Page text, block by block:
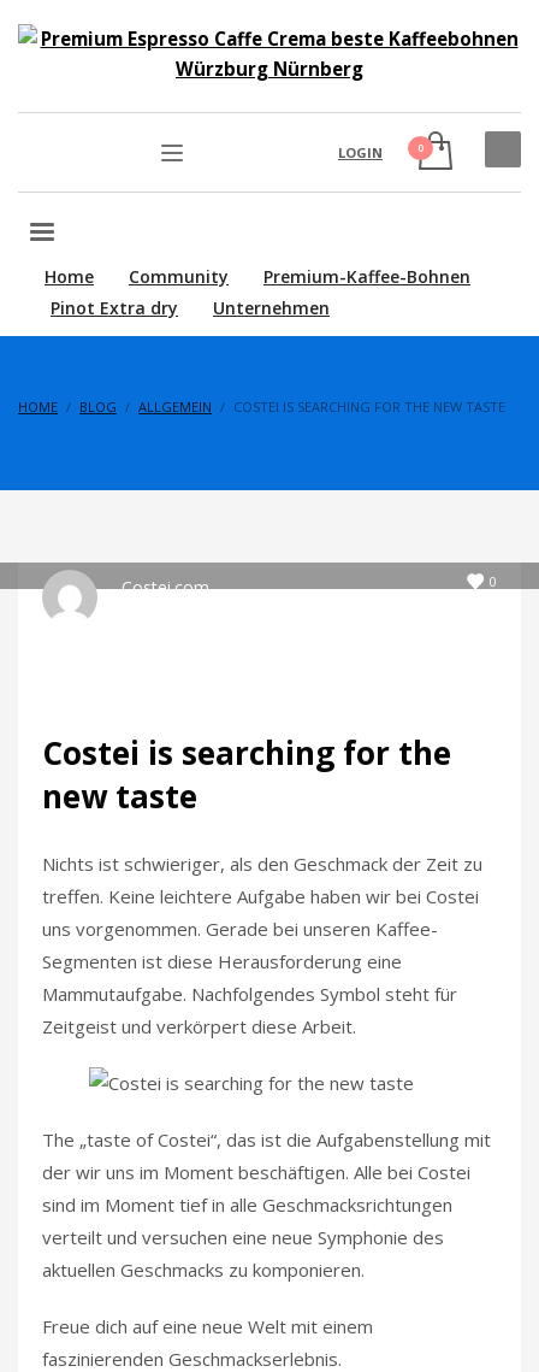
LOGIN
Home Community
Premium-Kaffee-Bohnen
Pinot Extra dry
Unternehmen
HOME BLOG ALLGEMEIN COSTEI IS SEARCHING FOR THE NEW TASTE
0
Costei.com
Costei is searching for the
new taste
Nichts ist schwieriger, als den Geschmack der Zeit zu
treffen. Keine leichtere Aufgabe haben wir bei Costei
uns vorgenommen. Gerade bei unseren Kaffee-
Segmenten ist diese Herausforderung eine
Mammutaufgabe. Nachfolgendes Symbol steht für
Zeitgeist und verkörpert diese Arbeit.
The „taste of Costei“, das ist die Aufgabenstellung mit
der wir uns im Moment beschäftigen. Alle bei Costei
sind im Moment tief in alle Geschmacksrichtungen
verteilt und versuchen eine neue Symphonie des
aktuellen Geschmacks zu komponieren.
Freue dich auf eine neue Welt mit einem
faszinierenden Geschmackserlebnis.